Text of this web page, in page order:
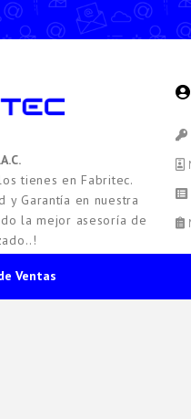
Ventas
tienes en Fabritec.
y Garantía en nuestra
la mejor asesoría de